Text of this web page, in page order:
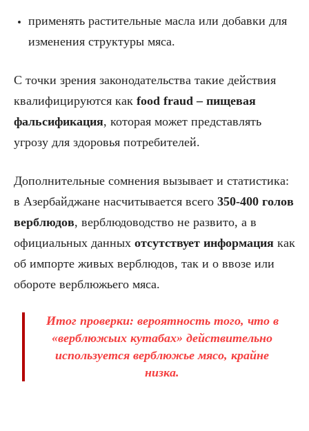
применять растительные масла или добавки для
изменения структуры мяса.
С точки зрения законодательства такие действия
квалифицируются как food fraud – пищевая
фальсификация, которая может представлять
угрозу для здоровья потребителей.
Дополнительные сомнения вызывает и статистика:
в Азербайджане насчитывается всего 350-400 голов
верблюдов, верблюдоводство не развито, а в
официальных данных отсутствует информация как
об импорте живых верблюдов, так и о ввозе или
обороте верблюжьего мяса.
Итог проверки: вероятность того, что в
«верблюжьих кутабах» действительно
используется верблюжье мясо, крайне
низка.